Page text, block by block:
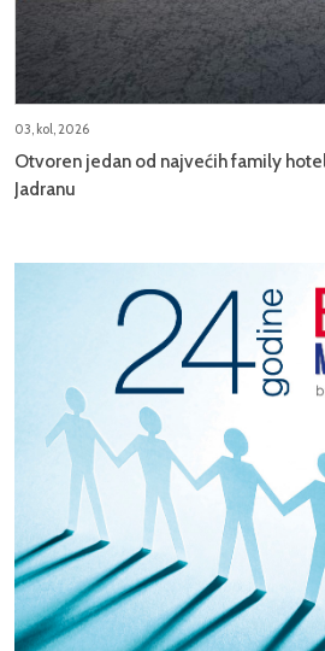
03, kol, 2026
Otvoren jedan od najvećih family
Jadranu